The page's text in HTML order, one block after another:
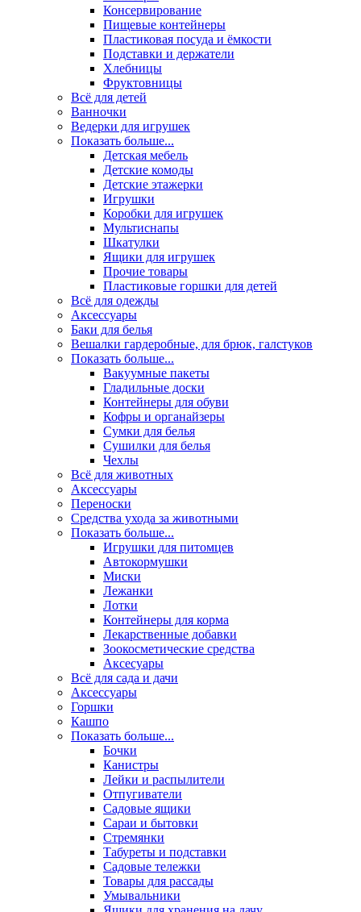
Консервирование
Пищевые контейнеры
Пластиковая посуда и ёмкости
Подставки и держатели
Хлебницы
Фруктовницы
Всё для детей
Ванночки
Ведерки для игрушек
Показать больше...
Детская мебель
Детские комоды
Детские этажерки
Игрушки
Коробки для игрушек
Мультиснапы
Шкатулки
Ящики для игрушек
Прочие товары
Пластиковые горшки для детей
Всё для одежды
Аксессуары
Баки для белья
Вешалки гардеробные, для брюк, галстуков
Показать больше...
Вакуумные пакеты
Гладильные доски
Контейнеры для обуви
Кофры и органайзеры
Сумки для белья
Сушилки для белья
Чехлы
Всё для животных
Аксесcуары
Переноски
Средства ухода за животными
Показать больше...
Игрушки для питомцев
Автокормушки
Миски
Лежанки
Лотки
Контейнеры для корма
Лекарственные добавки
Зоокосметические средства
Аксесуары
Всё для сада и дачи
Аксессуары
Горшки
Кашпо
Показать больше...
Бочки
Канистры
Лейки и распылители
Отпугиватели
Садовые ящики
Сараи и бытовки
Стремянки
Табуреты и подставки
Садовые тележки
Товары для рассады
Умывальники